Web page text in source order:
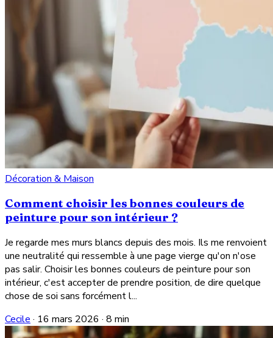
Décoration & Maison
Comment choisir les bonnes couleurs de
peinture pour son intérieur ?
Je regarde mes murs blancs depuis des mois. Ils me renvoient
une neutralité qui ressemble à une page vierge qu'on n'ose
pas salir. Choisir les bonnes couleurs de peinture pour son
intérieur, c'est accepter de prendre position, de dire quelque
chose de soi sans forcément l...
Cecile · 16 mars 2026 · 8 min